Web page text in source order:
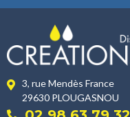
sur
page
du
être
sur
la
du
produit
3, rue Mendès France
29630 PLOUGASNOU